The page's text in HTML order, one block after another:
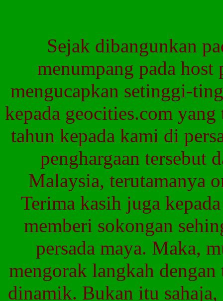
Sejak dibangunkan
menumpang pada host
mengucapkan setinggi-
kepada geocities.com yang
tahun kepada kami di
penghargaan tersebut
Malaysia, terutamanya
Terima kasih juga kepada
memberi sokongan
persada maya. Maka,
mengorak langkah dengan
dinamik. Bukan itu sahaja,